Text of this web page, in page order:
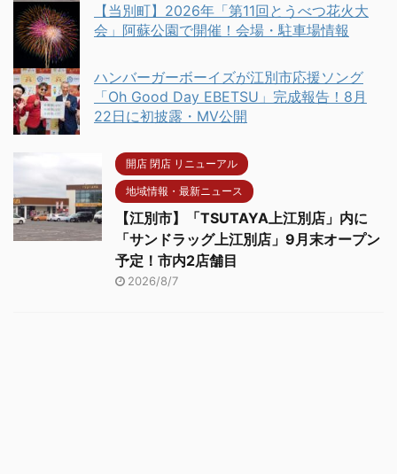
【当別町】2026年「第11回とうべつ花火大
会」阿蘇公園で開催！会場・駐車場情報
ハンバーガーボーイズが江別市応援ソング
「Oh Good Day EBETSU」完成報告！8月
22日に初披露・MV公開
開店 閉店 リニューアル
地域情報・最新ニュース
【江別市】「TSUTAYA上江別店」内に
「サンドラッグ上江別店」9月末オープン
予定！市内2店舗目
2026/8/7